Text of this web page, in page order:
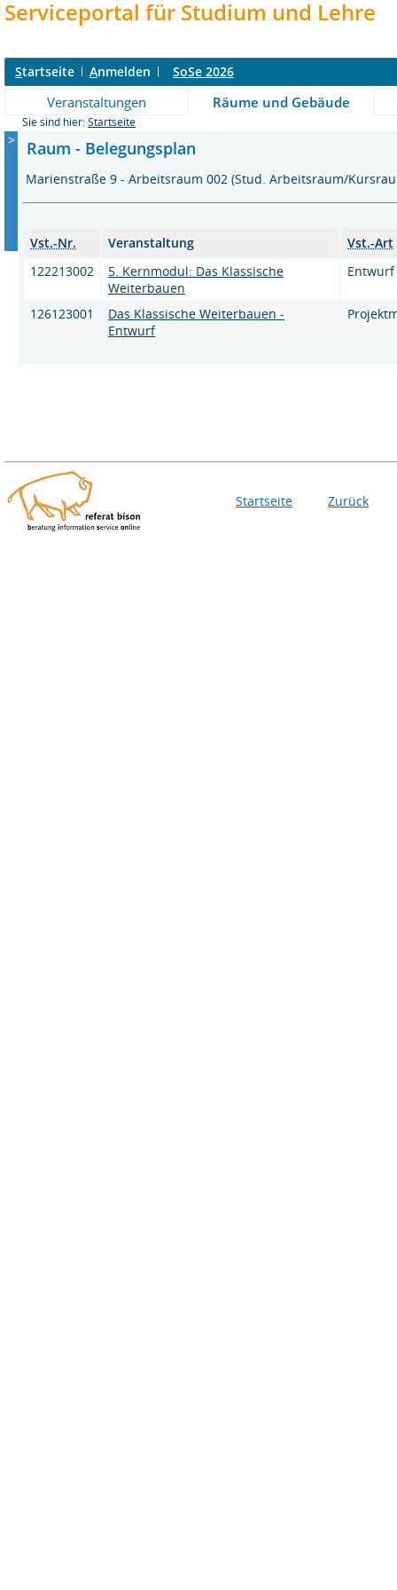
Serviceportal für Studium und Lehre
Startseite Anmelden SoSe 2026
Veranstaltungen Räume und Gebäude
Sie sind hier: Startseite
> Raum - Belegungsplan
Marienstraße 9 - Arbeitsraum 002 (Stud. Arbeitsraum/
Vst.-Nr. Veranstaltung
Vst.-Art
122213002
5. Kernmodul: Das Klassische
Weiterbauen
126123001
Das Klassische Weiterbauen -
Entwurf
Startseite Zurück